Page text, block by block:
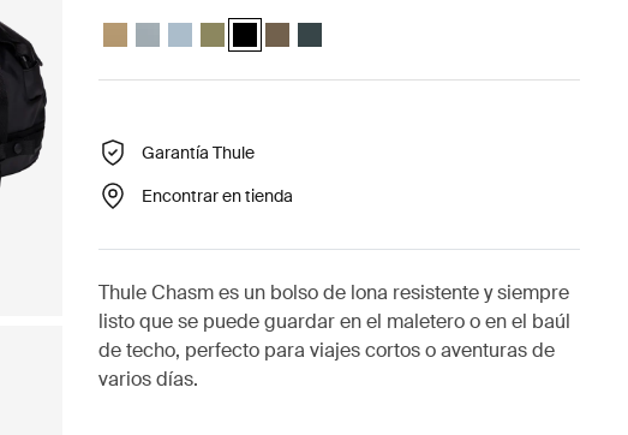
Thule Chasm 40L duffel Beige suave
Thule Chasm 40L duffel Azul suave
Thule Chasm 40L duffel Gris estanque
Thule Chasm 40L duffel Verde olivino
Thule Chasm 40L duffel Negro (selected)
Thule Chasm 40L duffel Caqui oscuro
Thule Chasm 40L duffel Azul oscuro
Garantía Thule
Encontrar en tienda
Thule Chasm es un bolso de lona resistente y siempre
listo que se puede guardar en el maletero o en el baúl
de techo, perfecto para viajes cortos o aventuras de
varios días.